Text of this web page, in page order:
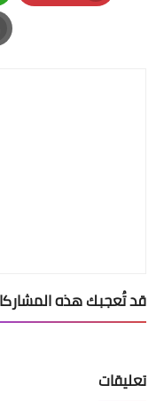
Pinterest
قد تُعجبك هذه
تعليقات